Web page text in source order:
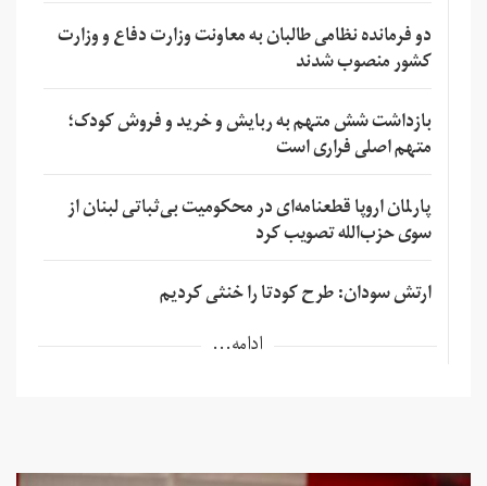
دو فرمانده نظامی طالبان به معاونت وزارت دفاع و وزارت
کشور منصوب شدند
بازداشت شش متهم به ربایش و خرید و فروش کودک؛
متهم اصلی فراری است
پارلمان اروپا قطعنامه‌ای در محکومیت بی‌ثباتی لبنان از
سوی حزب‌الله تصویب کرد
ارتش سودان: طرح کودتا را خنثی کردیم
ادامه...